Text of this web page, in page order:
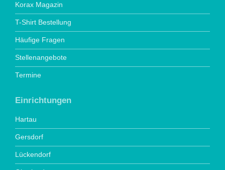
Korax Magazin
T-Shirt Bestellung
Häufige Fragen
Stellenangebote
Termine
Einrichtungen
Hartau
Gersdorf
Lückendorf